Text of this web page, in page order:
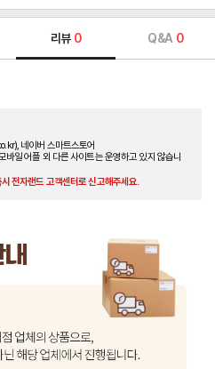
리뷰 0 Q&A 0
네이버 스마트스토어
일 어플 외 다른 사이트는 운영하고 있지 않습니
시 전자랜드 고객센터로 신고해주세요.